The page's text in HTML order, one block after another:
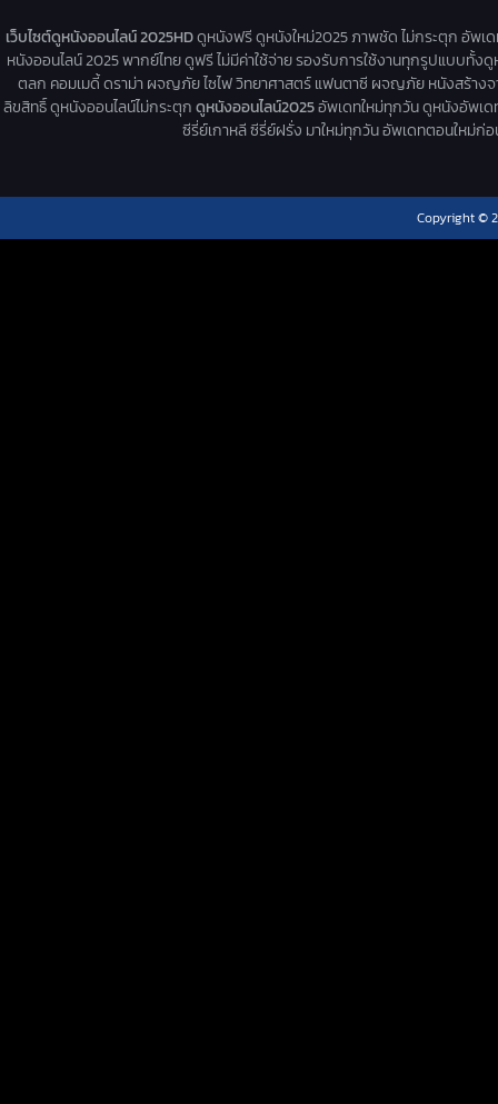
เว็บไซต์ดูหนังออนไลน์ 2025HDดูหนังฟรี ดูหนังใหม่2025 ภาพชัด ไม่กระตุก อัพเ
หนังออนไลน์ 2025 พากย์ไทย ดูฟรี ไม่มีค่าใช้จ่าย รองรับการใช้งานทุกรูปแบบทั้
ตลก คอมเมดี้ ดราม่า ผจญภัย ไซไฟ วิทยาศาสตร์ แฟนตาซี ผจญภัย หนังสร้างจ
ลิขสิทธิ์ ดูหนังออนไลน์ไม่กระตุกดูหนังออนไลน์2025อัพเดทใหม่ทุกวัน ดูหนังอัพเด
ซีรี่ย์เกาหลี ซีรี่ย์ฝรั่ง มาใหม่ทุกวัน อัพเดทตอนใหม่ก่
Copyright ©